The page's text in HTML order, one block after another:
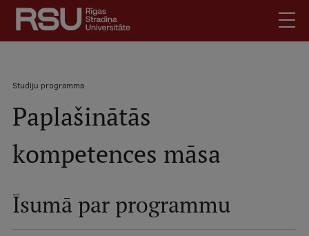
Pārlekt
galveno
saturu
Latviski
Meklēt Mobile
augšējā
izvēlne
Skolēniem
Absolventiem
Darba devējiem
Atpakaļceļš
Studiju programma
Paplašinātās
kompetences māsa
Īsumā par programmu